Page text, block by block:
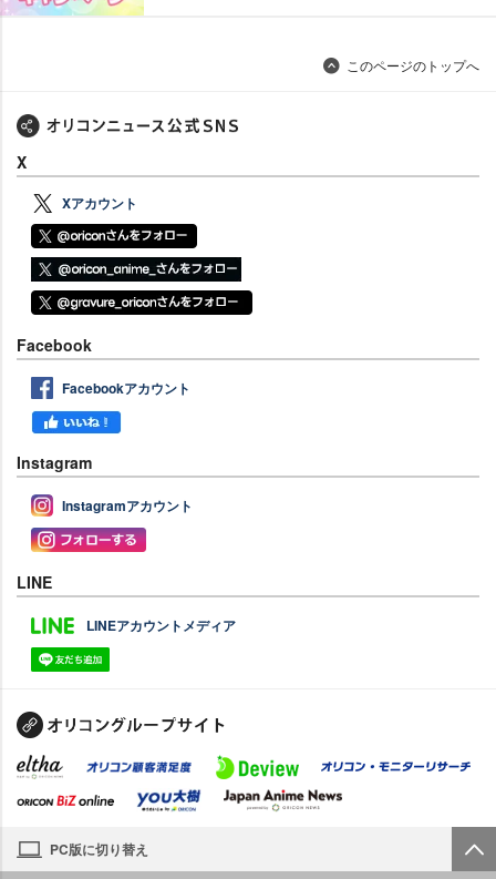
このページのトップへ
X
Xアカウント
Facebook
Facebookアカウント
Instagram
Instagramアカウント
LINE
LINEアカウントメディア
PC版に切り替え